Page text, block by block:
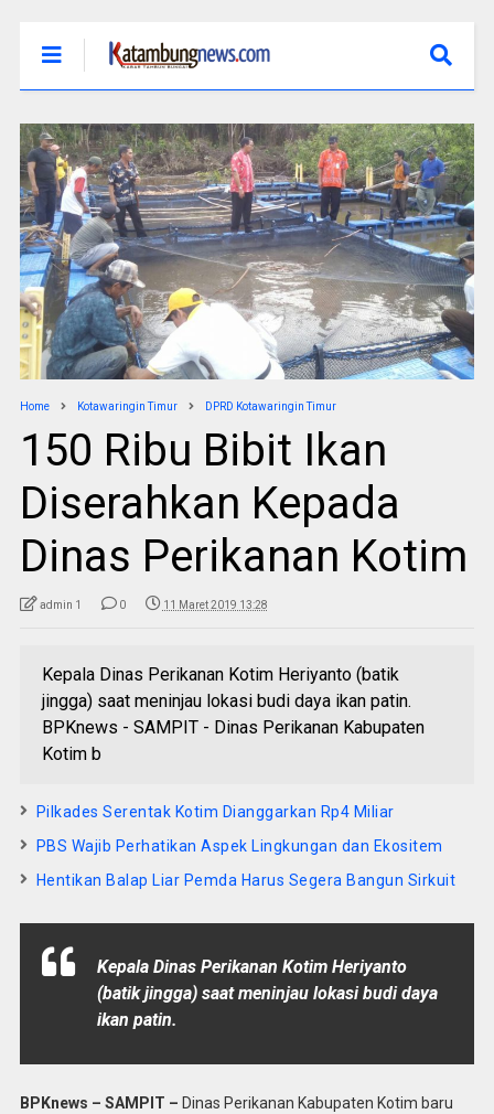
Home Kotawaringin Timur DPRD Kotawaringin Timur
150 Ribu Bibit Ikan
Diserahkan Kepada
Dinas Perikanan Kotim
admin 1 0 11 Maret 2019 13:28
Kepala Dinas Perikanan Kotim Heriyanto (batik
jingga) saat meninjau lokasi budi daya ikan patin.
BPKnews - SAMPIT - Dinas Perikanan Kabupaten
Kotim b
Pilkades Serentak Kotim Dianggarkan Rp4 Miliar
PBS Wajib Perhatikan Aspek Lingkungan dan Ekositem
Hentikan Balap Liar Pemda Harus Segera Bangun Sirkuit
Kepala Dinas Perikanan Kotim Heriyanto
(batik jingga) saat meninjau lokasi budi daya
ikan patin.
BPKnews – SAMPIT – Dinas Perikanan Kabupaten Kotim baru